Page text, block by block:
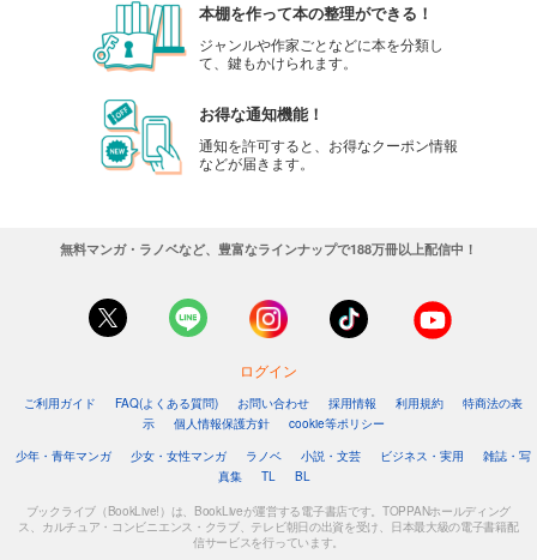
本棚を作って本の整理ができる！
ジャンルや作家ごとなどに本を分類し
て、鍵もかけられます。
お得な通知機能！
通知を許可すると、お得なクーポン情報
などが届きます。
無料マンガ・ラノベなど、豊富なラインナップで188万冊以上配信中！
ログイン
ご利用ガイド FAQ(よくある質問) お問い合わせ 採用情報 利用規約
特商法の表
示
個人情報保護方針
cookie等ポリシー
少年・青年マンガ
少女・女性マンガ ラノベ 小説・文芸 ビジネス・実用
雑誌・写
真集
TL BL
ブックライブ（BookLive!）は、BookLiveが運営する電子書店です。TOPPANホールディング
ス、カルチュア・コンビニエンス・クラブ、テレビ朝日の出資を受け、日本最大級の電子書籍配
信サービスを行っています。